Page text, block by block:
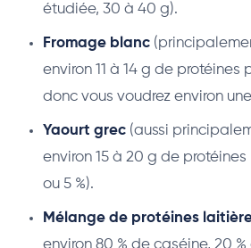
étudiée, 30 à 40 g).
Fromage blanc
environ 11 à 14 g de protéines
donc vous voudrez environ
Yaourt grec (aussi
environ 15 à 20 g de protéines
ou 5 %).
Mélange de protéines
environ 80 % de caséine, 20